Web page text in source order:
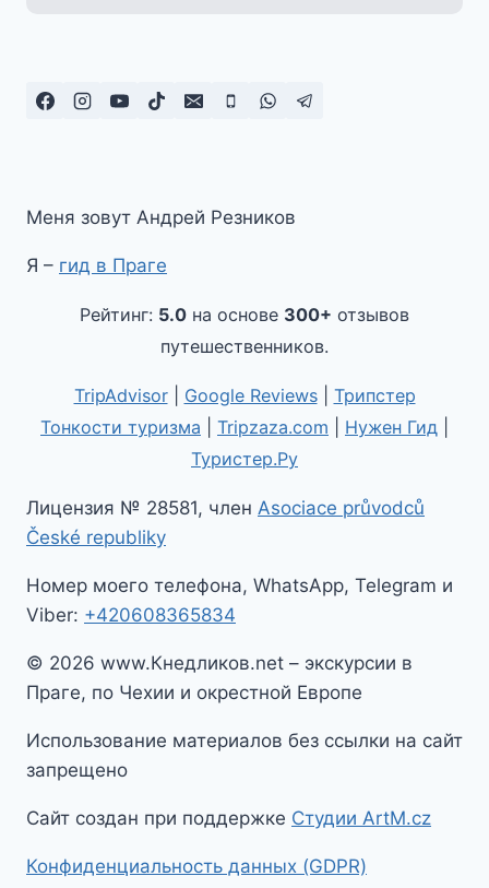
Меня зовут Андрей Резников
Я – гид в Праге
Рейтинг: 5.0 на основе 300+ отзывов
путешественников.
TripAdvisor| Google Reviews| Трипстер
Тонкости туризма
Tripzaza.com Нужен Гид
Туристер.Ру
Лицензия № 28581, член Asociace průvodců
České republiky
Номер моего телефона, WhatsApp, Telegram и
Viber: +420608365834
© 2026 www.Кнедликов.net – экскурсии в
Праге, по Чехии и окрестной Европе
Использование материалов без ссылки на сайт
запрещено
Сайт создан при поддержке Студии ArtM.cz
Конфиденциальность данных (GDPR)